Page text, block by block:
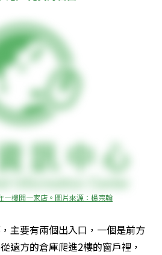
樓開一家店。圖片來源：楊宗翰
主要有兩個出入口，一個是前方
遠方的倉庫爬進2樓的窗戶裡，